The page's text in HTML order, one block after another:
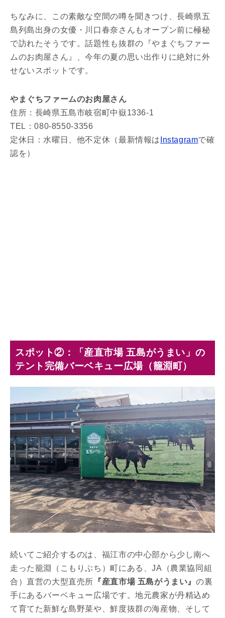
ちなみに、この素敵な空間の噂を聞きつけ、長崎県五
島列島出身の女優・川口春奈さんもオープン前に極秘
で訪れたそうです。話題性も抜群の『やまぐちファー
ムのお肉屋さん』、今年の夏の思い出作りに絶対に外
せないスポットです。
やまぐちファームのお肉屋さん
住所：長崎県五島市岐宿町中嶽1336-1
TEL：080-8550-3356
定休日：水曜日、他不定休（最新情報は Instagramで確
認を）
スポット②：「産直市場 五島がうまい」の
テント完備バーベキュー広場（籠淵町）
続いてご紹介するのは、福江市の中心部から少し南へ
走った籠淵（こもりぶち）町にある、JA（農業協同組
合）直営の大型直売所 『産直市場 五島がうまい』 の裏
手にあるバーベキュー広場です。地元農家が丹精込め
て育てた新鮮な島野菜や、鮮度抜群の海産物、そして